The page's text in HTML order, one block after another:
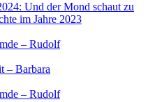
Und der Mond schaut zu
im Jahre 2023
– Rudolf
– Barbara
– Rudolf